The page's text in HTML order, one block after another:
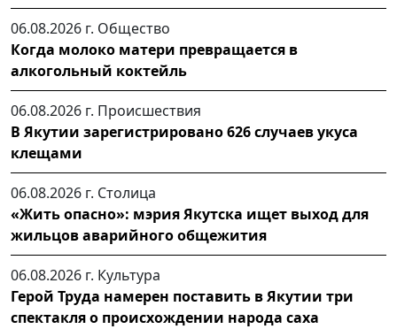
06.08.2026 г. Общество
Когда молоко матери превращается в
алкогольный коктейль
06.08.2026 г. Происшествия
В Якутии зарегистрировано 626 случаев укуса
клещами
06.08.2026 г. Столица
«Жить опасно»: мэрия Якутска ищет выход для
жильцов аварийного общежития
06.08.2026 г. Культура
Герой Труда намерен поставить в Якутии три
спектакля о происхождении народа саха